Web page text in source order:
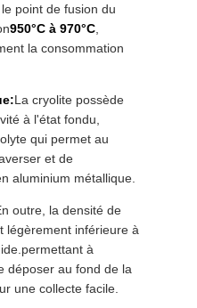
point de fusion du
950°C à 970°C,
la consommation
La cryolite possède
à l'état fondu,
qui permet au
et de
aluminium métallique.
outre, la densité de
légèrement inférieure à
à
déposer au fond de la
une collecte facile.